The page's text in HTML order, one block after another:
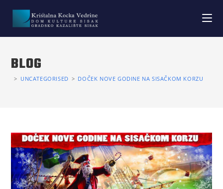
BLOG
> UNCATEGORISED > DOČEK NOVE GODINE NA SISAČKOM KORZU